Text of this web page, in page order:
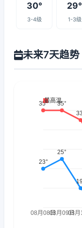
30°
3-4级
29°
1-3级
未来7天趋势